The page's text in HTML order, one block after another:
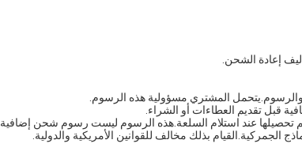
المشتري مسؤولية هذه الرسوم.
قبل تقديم العطاءات أو الشراء.
عند استلام السلعة.هذه الرسوم ليست رسوم شحن إضافية.
الجمركية.القيام بذلك مخالف للقوانين الأمريكية والدولية.